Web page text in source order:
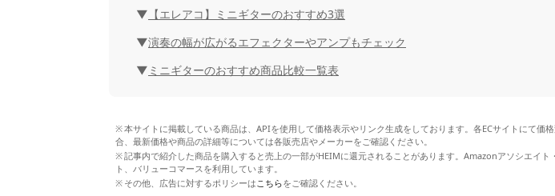
【エレアコ】ミニギターのおすすめ3選
演奏の幅が広がるエフェクターやアンプもチェック
ミニギターのおすすめ商品比較一覧表
本サイトに掲載している商品は、APIを使用して価格表示やリンク生成をしております。各ECサイトにて価
合、最新価格や商品の詳細等については各販売店やメーカーをご確認ください。
記事内で紹介した商品を購入すると売上の一部がHEIMに還元されることがあります。Amazonアソシエイト
ト、バリューコマースを利用しています。
その他、広告に対するポリシーは こちらをご確認ください。